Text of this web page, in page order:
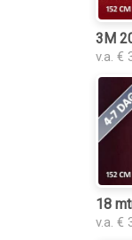
3M
v.a. €
18
v.a. €